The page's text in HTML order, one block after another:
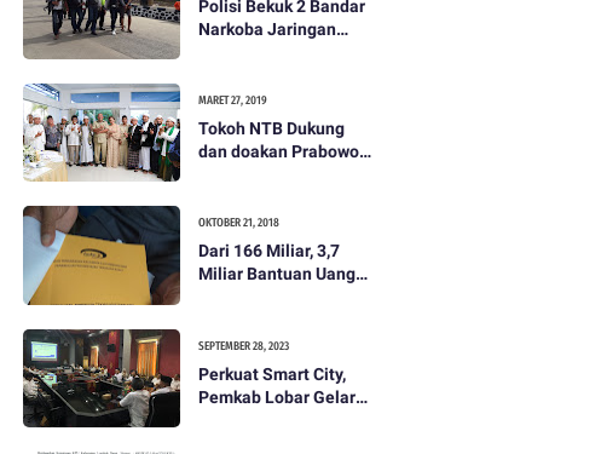
Polisi Bekuk 2 Bandar
Narkoba Jaringan
MARET 27, 2019
Tokoh NTB Dukung
dan doakan Prabowo
OKTOBER 21, 2018
Dari 166 Miliar, 3,7
Miliar Bantuan Uang
SEPTEMBER 28, 2023
Perkuat Smart City,
Pemkab Lobar Gelar